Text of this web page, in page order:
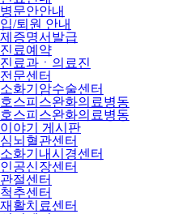
병문안안내
입/퇴원 안내
제증명서발급
진료예약
진료과ㆍ의료진
전문센터
소화기암수술센터
호스피스완화의료병동
호스피스완화의료병동
이야기 게시판
심뇌혈관센터
소화기내시경센터
인공신장센터
관절센터
척추센터
재활치료센터